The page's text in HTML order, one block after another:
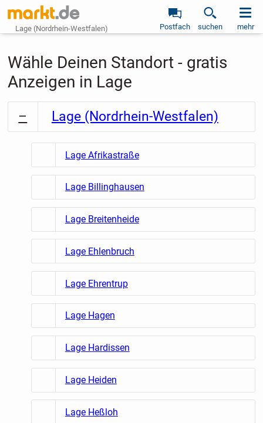
Lage (Nordrhein-Westfalen) Postfach suchen mehr
Wähle Deinen Standort - gratis
Anzeigen in Lage
Lage (Nordrhein-Westfalen)
Lage Afrikastraße
Lage Billinghausen
Lage Breitenheide
Lage Ehlenbruch
Lage Ehrentrup
Lage Hagen
Lage Hardissen
Lage Heiden
Lage Heßloh